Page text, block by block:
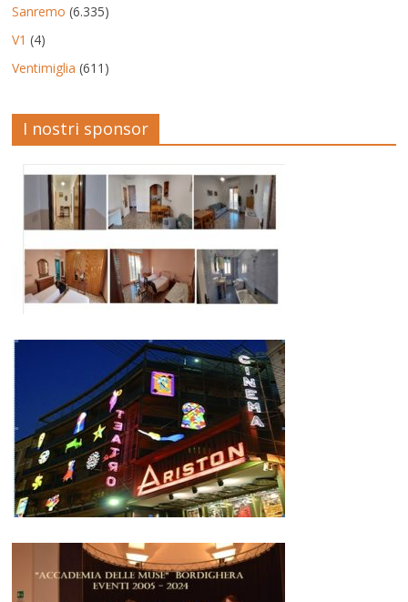
Sanremo (6.335)
V1 (4)
Ventimiglia (611)
I nostri sponsor